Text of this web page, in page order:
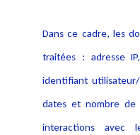
Dans ce cadre, les
traitées : adresse
identifiant
dates et nombre de
interactions avec